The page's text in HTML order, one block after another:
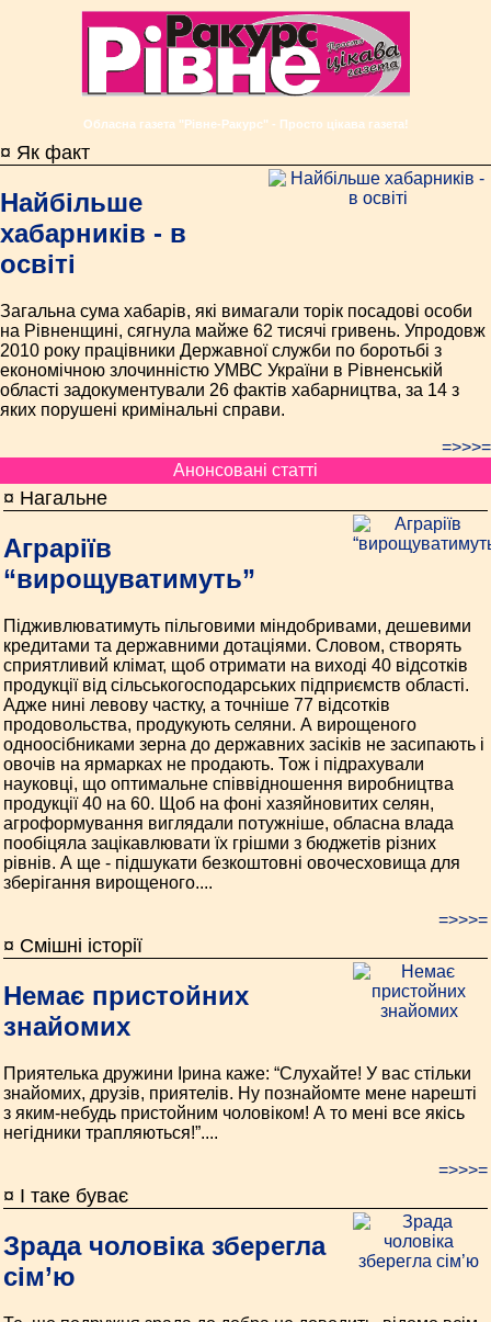
Обласна газета "Рівне-Ракурс" - Просто цікава газета!
¤ Як факт
Найбільше
хабарників - в
освіті
Загальна сума хабарів, які вимагали торік посадові особи
на Рівненщині, сягнула майже 62 тисячі гривень. Упродовж
2010 року працівники Державної служби по боротьбі з
економічною злочинністю УМВС України в Рівненській
області задокументували 26 фактів хабарництва, за 14 з
яких порушені кримінальні справи.
=>>>=
Анонсовані статті
¤ Нагальне
Аграріїв
“вирощуватимуть”
Підживлюватимуть пільговими міндобривами, дешевими
кредитами та державними дотаціями. Словом, створять
сприятливий клімат, щоб отримати на виході 40 відсотків
продукції від сільськогосподарських підприємств області.
Адже нині левову частку, а точніше 77 відсотків
продовольства, продукують селяни. А вирощеного
одноосібниками зерна до державних засіків не засипають і
овочів на ярмарках не продають. Тож і підрахували
науковці, що оптимальне співвідношення виробництва
продукції 40 на 60. Щоб на фоні хазяйновитих селян,
агроформування виглядали потужніше, обласна влада
пообіцяла зацікавлювати їх грішми з бюджетів різних
рівнів. А ще - підшукати безкоштовні овочесховища для
зберігання вирощеного....
=>>>=
¤ Смішні історії
Немає пристойних
знайомих
Приятелька дружини Ірина каже: “Слухайте! У вас стільки
знайомих, друзів, приятелів. Ну познайомте мене нарешті
з яким-небудь пристойним чоловіком! А то мені все якісь
негідники трапляються!”....
=>>>=
¤ І таке буває
Зрада чоловіка зберегла
сім’ю